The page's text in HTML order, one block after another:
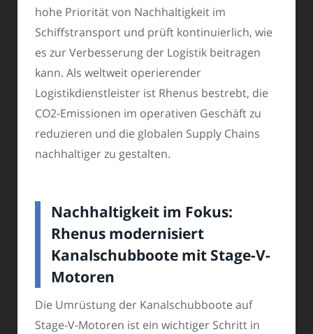
hohe Priorität von Nachhaltigkeit im
Schiffstransport und prüft kontinuierlich, wie
es zur Verbesserung der Logistik beitragen
kann. Als weltweit operierender
Logistikdienstleister ist Rhenus bestrebt, die
CO2-Emissionen im operativen Geschäft zu
reduzieren und die globalen Supply Chains
nachhaltiger zu gestalten.
Nachhaltigkeit im Fokus:
Rhenus modernisiert
Kanalschubboote mit Stage-V-
Motoren
Die Umrüstung der Kanalschubboote auf
Stage-V-Motoren ist ein wichtiger Schritt in